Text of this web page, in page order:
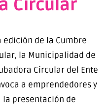
Circular
edición de la Cumbre
la Municipalidad de
Circular del Ente
a emprendedores y
presentación de